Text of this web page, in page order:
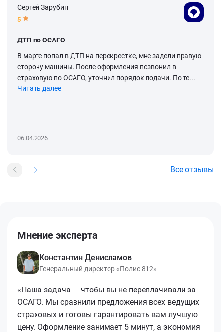
Сергей Зарубин
5
ДТП по ОСАГО
В марте попал в ДТП на перекрестке, мне задели правую
сторону машины. После оформления позвонил в
страховую по ОСАГО, уточнил порядок подачи. По те...
Читать далее
06.04.2026
Все отзывы
Мнение эксперта
Константин Денисламов
Генеральный директор «Полис 812»
«Наша задача — чтобы вы не переплачивали за
ОСАГО. Мы сравнили предложения всех ведущих
страховых и готовы гарантировать вам лучшую
цену. Оформление занимает 5 минут, а экономия